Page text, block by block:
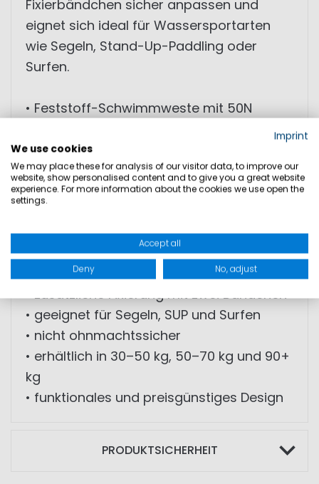
Fixierbändchen sicher anpassen und
eignet sich ideal für Wassersportarten
wie Segeln, Stand-Up-Paddling oder
Surfen.
• Feststoff-Schwimmweste mit 50N
• zertifiziert nach DIN EN ISO 12402-5
• hohe Bewegungsfreiheit durch
elastische Seitenteile
• weicher PE-Schaum für hohen Komfort
• robustes Polyestergewebe
• individuell verstellbarer Hüftgurt mit
Clipverschluss
• zusätzliche Fixierung mit zwei Bändchen
• geeignet für Segeln, SUP und Surfen
• nicht ohnmachtssicher
• erhältlich in 30–50 kg, 50–70 kg und 90+
kg
• funktionales und preisgünstiges Design
PRODUKTSICHERHEIT
Imprint
We use cookies
We may place these for analysis of our visitor data, to improve our
website, show personalised content and to give you a great website
experience. For more information about the cookies we use open the
settings.
Accept all
Deny No, adjust